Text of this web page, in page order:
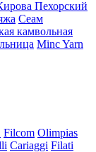
Пехорский
Сеам
камвольная
Minc Yarn
Filcom Olimpias
Cariaggi Filati